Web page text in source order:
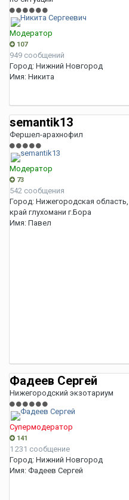
Модератор
107
949 сообщений
Город: Нижний Новгород
Имя: Никита
semantik13
Фершел-арахнофил
Модератор
73
542 сообщения
Город: Нижегородская область,
край глухомани г.Бора
Имя: Павел
Фадеев Сергей
Нижегородский экзотариум
Супермодератор
141
1 231 сообщение
Город: Нижний Новгород
Имя: Фадеев Сергей